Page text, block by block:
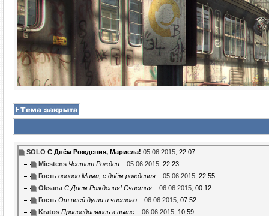
SOLO С Днём Рождения, Мариела! 05.06.2015, 22:07
Miestens Честит Рожден... 05.06.2015, 22:23
Гость оооооо Мими, с днём рождения... 05.06.2015, 22:55
Oksana С Днем Рождения! Счастья... 06.06.2015, 00:12
Гость От всей души и чистого... 06.06.2015, 07:52
Kratos Присоединяюсь к выше... 06.06.2015, 10:59